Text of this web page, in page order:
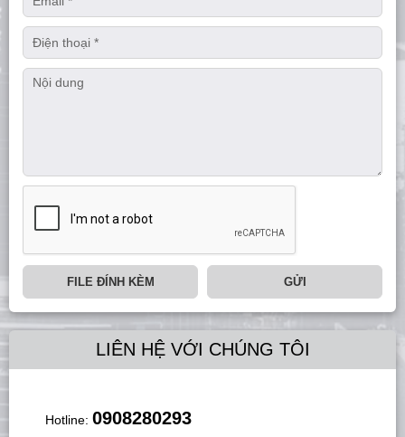
FILE ĐÍNH KÈM GỬI
LIÊN HỆ VỚI CHÚNG TÔI
Hotline: 0908280293